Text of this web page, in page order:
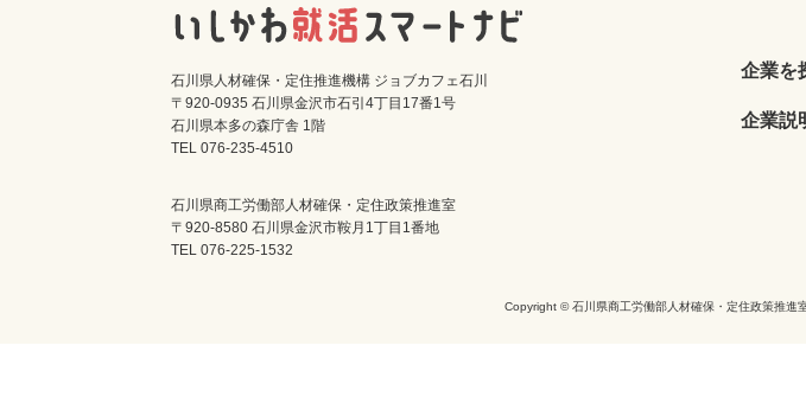
石川県人材確保・定住推進機構 ジョブカフェ石川
〒920-0935 石川県金沢市石引4丁目17番1号
石川県本多の森庁舎 1階
TEL 076-235-4510
石川県商工労働部人材確保・定住政策推進室
〒920-8580 石川県金沢市鞍月1丁目1番地
TEL 076-225-1532
企業を
企業説
Copyright © 石川県商工労働部人材確保・定住政策推進